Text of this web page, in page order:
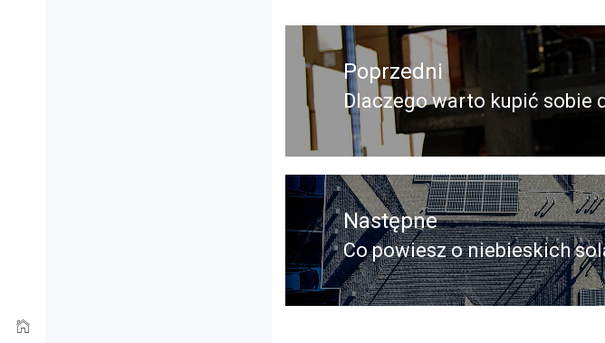
Nawigacja
wpisuPoprzedni
Poprzedni
wpis:
Dlaczego warto kupić sobie
Następne
Następny
post:
Co powiesz o niebieskich